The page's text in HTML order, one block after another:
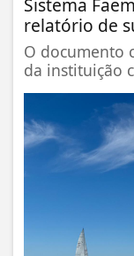
Sistema
relatório de
O documento
da instituição